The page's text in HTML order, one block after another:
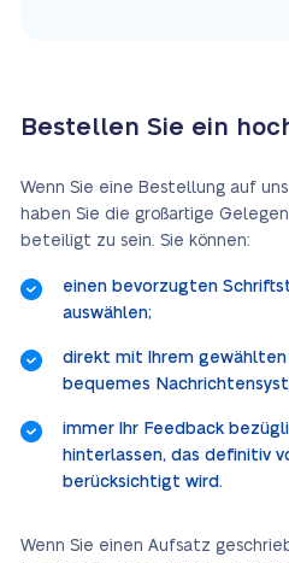
Bestellen Sie ein
Wenn Sie eine Bestellung auf
haben Sie die großartige
beteiligt zu sein. Sie können:
einen bevorzugten
auswählen;
direkt mit Ihrem
bequemes
immer Ihr Feedback
hinterlassen, das definitiv
berücksichtigt wird.
Wenn Sie einen Aufsatz